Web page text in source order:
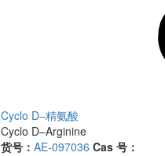
Cyclo D–精氨酸
Cyclo D–Arginine
货号： AE-097036 Cas 号：